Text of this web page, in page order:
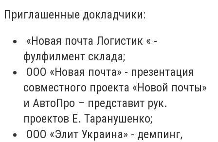
Приглашенные докладчики:
«Новая почта Логистик « -
фулфилмент склада;
ООО «Новая почта» - презентация
совместного проекта «Новой почты»
и АвтоПро – представит рук.
проектов Е. Таранушенко;
ООО «Элит Украина» - демпинг,